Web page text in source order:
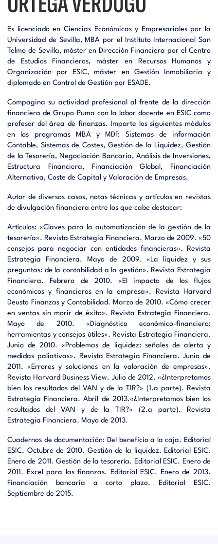
Es licenciado en Ciencias Económicas y Empresariales por la
Universidad de Sevilla, MBA por el Instituto Internacional San
Telmo de Sevilla, máster en Dirección Financiera por el Centro
de Estudios Financieros, máster en Recursos Humanos y
Organización por ESIC, máster en Gestión Inmobiliaria y
diplomado en Control de Gestión por ESADE.
Compagina su actividad profesional al frente de la dirección
financiera de Grupo Puma con la labor docente en ESIC como
profesor del área de finanzas. Imparte los siguientes módulos
en los programas MBA y MDF: Sistemas de información
Contable, Sistemas de Costes, Gestión de la Liquidez, Gestión
de la Tesorería, Negociación Bancaria, Análisis de Inversiones,
Estructura Financiera, Financiación Global, Financiación
Alternativa, Coste de Capital y Valoración de Empresas.
Autor de diversos casos, notas técnicas y artículos en revistas
de divulgación financiera entre los que cabe destacar:
Artículos: «Claves para la automatización de la gestión de la
tesorería». Revista Estrategia Financiera. Marzo de 2009. «50
consejos para negociar con entidades financieras». Revista
Estrategia Financiera. Mayo de 2009. «La liquidez y sus
preguntas: de la contabilidad a la gestión». Revista Estrategia
Financiera. Febrero de 2010. «El impacto de los flujos
económicos y financieros en la empresa». Revista Harvard
Deusto Finanzas y Contabilidad. Marzo de 2010. «Cómo crecer
en ventas sin morir de éxito». Revista Estrategia Financiera.
Mayo de 2010. «Diagnóstico económico-financiero:
herramientas y consejos útiles». Revista Estrategia Financiera.
Junio de 2010. «Problemas de liquidez: señales de alerta y
medidas paliativas». Revista Estrategia Financiera. Junio de
2011. «Errores y soluciones en la valoración de empresas».
Revista Harvard Business View. Julio de 2012. «¿Interpretamos
bien los resultados del VAN y de la TIR?» (1.a parte). Revista
Estrategia Financiera. Abril de 2013.«¿Interpretamos bien los
resultados del VAN y de la TIR?» (2.a parte). Revista
Estrategia Financiera. Mayo de 2013.
Cuadernos de documentación: Del beneficio a la caja. Editorial
ESIC. Octubre de 2010. Gestión de la liquidez. Editorial ESIC.
Enero de 2011. Gestión de la tesorería. Editorial ESIC. Enero de
2011. Excel para las finanzas. Editorial ESIC. Enero de 2013.
Financiación bancaria a corto plazo. Editorial ESIC.
Septiembre de 2015.